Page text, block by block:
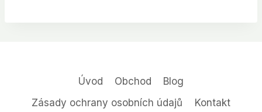
Úvod Obchod
Blog
Zásady ochrany osobních údajů
Kontakt